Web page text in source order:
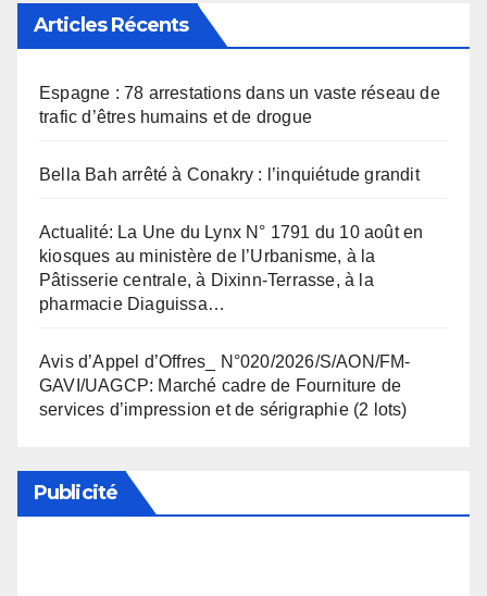
Articles Récents
Espagne : 78 arrestations dans un vaste réseau de
trafic d’êtres humains et de drogue
Bella Bah arrêté à Conakry : l’inquiétude grandit
Actualité: La Une du Lynx N° 1791 du 10 août en
kiosques au ministère de l’Urbanisme, à la
Pâtisserie centrale, à Dixinn-Terrasse, à la
pharmacie Diaguissa…
Avis d’Appel d’Offres_ N°020/2026/S/AON/FM-
GAVI/UAGCP: Marché cadre de Fourniture de
services d’impression et de sérigraphie (2 lots)
Publicité